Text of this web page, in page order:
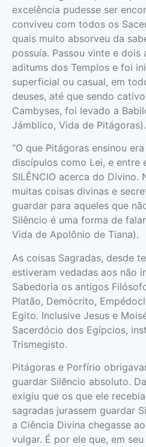
excelência pudesse ser
conviveu com todos os
quais muito absorveu da
possuía. Passou vinte e dois
aditums dos Templos e foi
superficial ou casual, em
deuses, até que sendo
Cambyses, foi levado a
Jámblico, Vida de Pitágoras).
“O que Pitágoras ensinou
discípulos como Lei, e entre
SILÊNCIO acerca do Divino.
muitas coisas divinas e
guardar para aqueles que
Silêncio é uma forma de
Vida de Apolônio de Tiana).
As coisas Sagradas, desde
estiveram vedadas aos não
Sabedoria os antigos
Platão, Demócrito,
Egito. Inclusive Jesus e
Sacerdócio dos Egípcios,
Trismegisto.
Pitágoras e Porfírio
guardar Silêncio absoluto.
exigiu que os que ele
sagradas jurassem guardar
a Ciência Divina chegasse
vulgar. É por ele que, em